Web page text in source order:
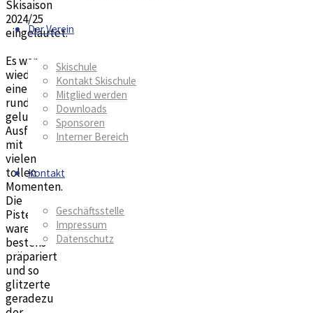
Der Verein
Skischule
Kontakt Skischule
Mitglied werden
Downloads
Sponsoren
Interner Bereich
Kontakt
Geschäftsstelle
Impressum
Datenschutz
Skisaison
2024/25
eingeläutet.
Es war
wieder
eine
rundum
gelungene
Ausfahrt
mit
vielen
tollen
Momenten.
Die
Pisten
waren
bestens
präpariert
und so
glitzerte
geradezu